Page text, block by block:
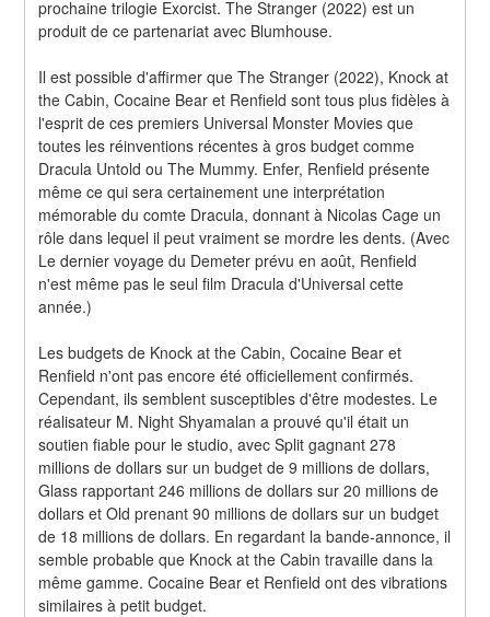
prochaine trilogie Exorcist. The Stranger (2022) est un
produit de ce partenariat avec Blumhouse.
Il est possible d'affirmer que The Stranger (2022), Knock at
the Cabin, Cocaine Bear et Renfield sont tous plus fidèles à
l'esprit de ces premiers Universal Monster Movies que
toutes les réinventions récentes à gros budget comme
Dracula Untold ou The Mummy. Enfer, Renfield présente
même ce qui sera certainement une interprétation
mémorable du comte Dracula, donnant à Nicolas Cage un
rôle dans lequel il peut vraiment se mordre les dents. (Avec
Le dernier voyage du Demeter prévu en août, Renfield
n'est même pas le seul film Dracula d'Universal cette
année.)
Les budgets de Knock at the Cabin, Cocaine Bear et
Renfield n'ont pas encore été officiellement confirmés.
Cependant, ils semblent susceptibles d'être modestes. Le
réalisateur M. Night Shyamalan a prouvé qu'il était un
soutien fiable pour le studio, avec Split gagnant 278
millions de dollars sur un budget de 9 millions de dollars,
Glass rapportant 246 millions de dollars sur 20 millions de
dollars et Old prenant 90 millions de dollars sur un budget
de 18 millions de dollars. En regardant la bande-annonce, il
semble probable que Knock at the Cabin travaille dans la
même gamme. Cocaine Bear et Renfield ont des vibrations
similaires à petit budget.